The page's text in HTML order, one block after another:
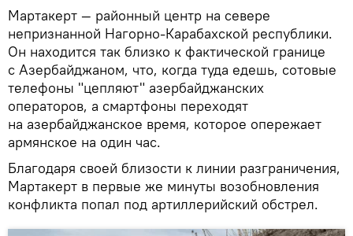
Мартакерт — районный центр на севере
непризнанной Нагорно-Карабахской республики.
Он находится так близко к фактической границе
с Азербайджаном, что, когда туда едешь, сотовые
телефоны "цепляют" азербайджанских
операторов, а смартфоны переходят
на азербайджанское время, которое опережает
армянское на один час.
Благодаря своей близости к линии разграничения,
Мартакерт в первые же минуты возобновления
конфликта попал под артиллерийский обстрел.